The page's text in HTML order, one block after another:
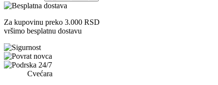
Za kupovinu preko 3.000 RSD
vršimo besplatnu dostavu
Cvećara